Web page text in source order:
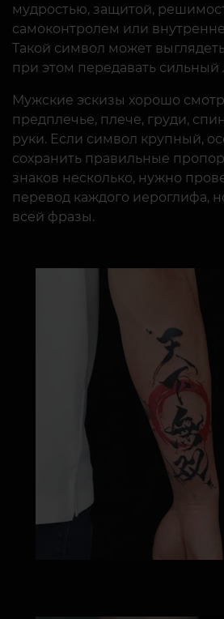
мудростью, защитой,
самоконтролем или
Такой символ может
при этом передавать
Мужские эскизы хорошо
предплечье, плече, груди,
руки. Если символ крупный,
сохранить правильные
знаков несколько, нужно
перевод каждого иероглифа,
всей фразы.